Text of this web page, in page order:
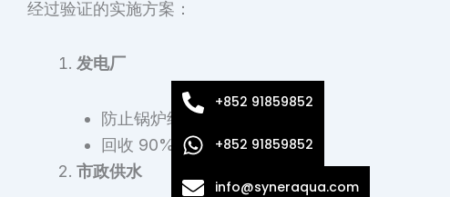
经过验证的实施方案：
发电厂
防止锅炉结垢
回收 90% 的冷却塔排污量
市政供水
+852 91859852
+852 91859852
info@syneraqua.com